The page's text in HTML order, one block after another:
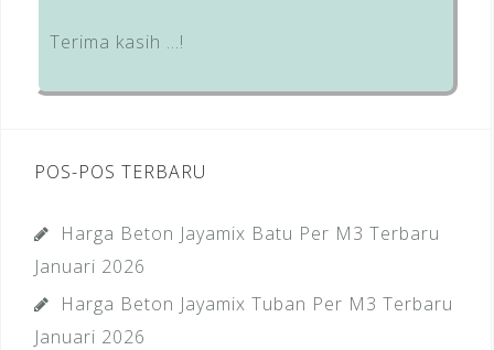
Terima kasih …!
POS-POS TERBARU
Harga Beton Jayamix Batu Per M3 Terbaru
Januari 2026
Harga Beton Jayamix Tuban Per M3 Terbaru
Januari 2026